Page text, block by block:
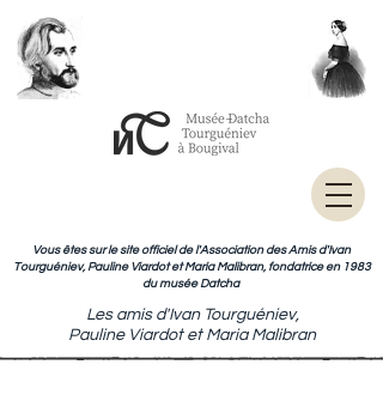
Vous êtes sur le site officiel de l'Association des Amis d'Ivan
Tourguéniev, Pauline Viardot et Maria Malibran, fondatrice en 1983
du musée Datcha
Les amis d'Ivan Tourguéniev,
Pauline Viardot et Maria Malibran